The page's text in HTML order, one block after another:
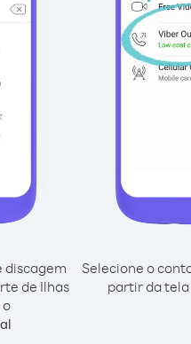
discagem
de Ilhas
o
Selecione o
partir da